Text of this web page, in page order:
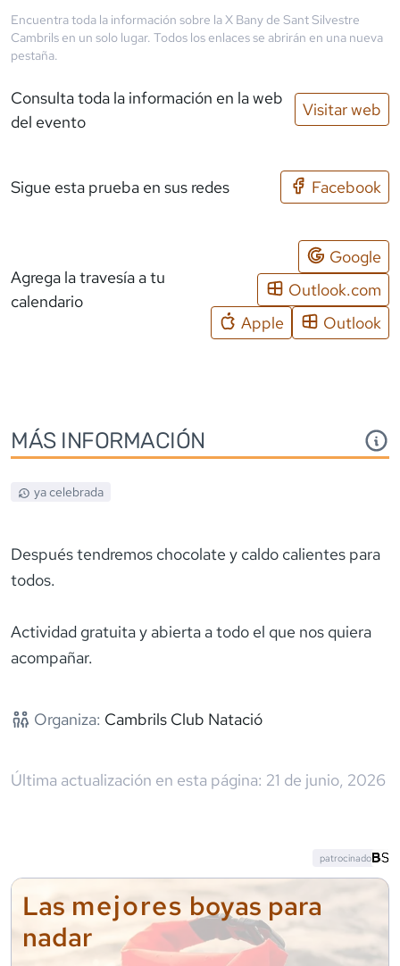
Encuentra toda la información sobre laX Bany de Sant Silvestre
Cambrils en un solo lugar. Todos los enlaces se abrirán en una nueva
pestaña.
Consulta toda la información en la web
del evento
Visitar web
Sigue esta prueba en sus redes Facebook
Agrega la travesía a tu
calendario
Google
Outlook.com
Apple
Outlook
MÁS INFORMACIÓN
ya celebrada
Después tendremos chocolate y caldo calientes para
todos.
Actividad gratuita y abierta a todo el que nos quiera
acompañar.
Organiza: Cambrils Club Natació
Última actualización en esta página: 21 de junio, 2026
Las mejores boyas para
nadar
patrocinado